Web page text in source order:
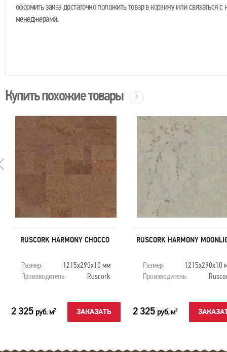
оформить заказ достаточно положить товар в корзину или связаться
менеджерами.
Купить похожие товары 8
RUSCORK HARMONY CHOCCO
Размер:
1215х290х10 мм
Производитель:
Ruscork
2 325 руб. м2 ЗАКАЗАТЬ
RUSCORK HARMONY
Размер:
1215х290х10
Производитель:
2 325 руб. м2